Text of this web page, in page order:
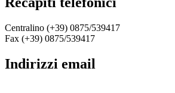
Centralino (+39) 0875/539417
Fax (+39) 0875/539417
indirizzi email